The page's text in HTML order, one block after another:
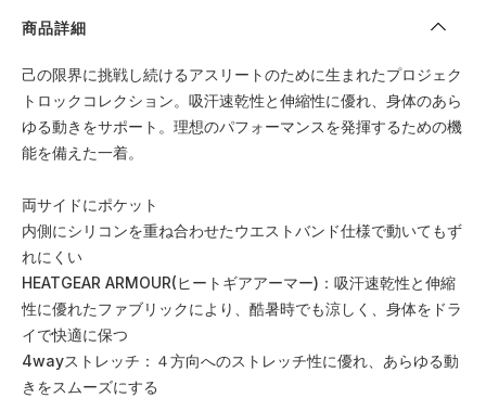
商品詳細
己の限界に挑戦し続けるアスリートのために生まれたプロジェク
トロックコレクション。吸汗速乾性と伸縮性に優れ、身体のあら
ゆる動きをサポート。理想のパフォーマンスを発揮するための機
能を備えた一着。
両サイドにポケット
内側にシリコンを重ね合わせたウエストバンド仕様で動いてもず
れにくい
HEATGEAR ARMOUR(ヒートギアアーマー)：吸汗速乾性と伸縮
性に優れたファブリックにより、酷暑時でも涼しく、身体をドラ
イで快適に保つ
4wayストレッチ：４方向へのストレッチ性に優れ、あらゆる動
きをスムーズにする